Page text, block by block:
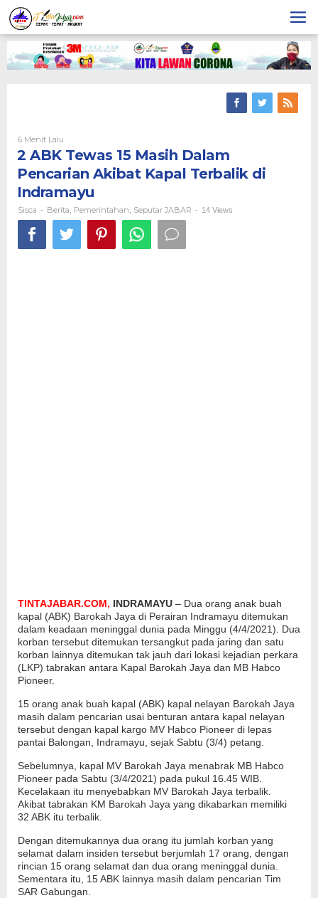
Skip
to
content
6 Menit Lalu
Sisca
2 ABK Tewas 15 Masih Dalam
Pencarian Akibat Kapal Terbalik di
Indramayu
Sisca - Berita Pemerintahan Seputar JABAR - 14 Views
TINTAJABAR.COM, INDRAMAYU – Dua orang anak buah
kapal (ABK) Barokah Jaya di Perairan Indramayu ditemukan
dalam keadaan meninggal dunia pada Minggu (4/4/2021). Dua
korban tersebut ditemukan tersangkut pada jaring dan satu
korban lainnya ditemukan tak jauh dari lokasi kejadian perkara
(LKP) tabrakan antara Kapal Barokah Jaya dan MB Habco
Pioneer.
15 orang anak buah kapal (ABK) kapal nelayan Barokah Jaya
masih dalam pencarian usai benturan antara kapal nelayan
tersebut dengan kapal kargo MV Habco Pioneer di lepas
pantai Balongan, Indramayu, sejak Sabtu (3/4) petang.
Sebelumnya, kapal MV Barokah Jaya menabrak MB Habco
Pioneer pada Sabtu (3/4/2021) pada pukul 16.45 WIB.
Kecelakaan itu menyebabkan MV Barokah Jaya terbalik.
Akibat tabrakan KM Barokah Jaya yang dikabarkan memiliki
32 ABK itu terbalik.
Dengan ditemukannya dua orang itu jumlah korban yang
selamat dalam insiden tersebut berjumlah 17 orang, dengan
rincian 15 orang selamat dan dua orang meninggal dunia.
Sementara itu, 15 ABK lainnya masih dalam pencarian Tim
SAR Gabungan.